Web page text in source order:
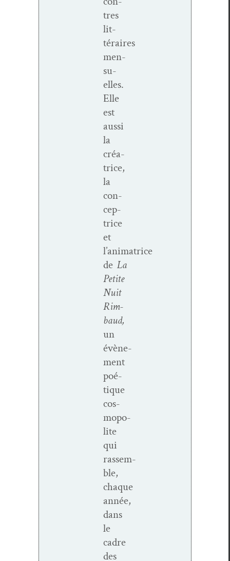
tres
lit­
téraires
men­
su­
elles.
Elle
est
aus­si
la
créa­
trice,
la
con­
cep­
trice
et
l’animatrice
de La
Petite
Nuit
Rim­
baud,
un
évène­
ment
poé­
tique
cos­
mopo­
lite
qui
rassem­
ble,
chaque
année,
dans
le
cadre
des